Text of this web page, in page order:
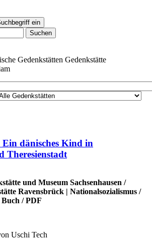
ein
Suchen
Gedenkstätten Gedenkstätte
Ein dänisches Kind in
Theresienstadt
und Museum Sachsenhausen /
Ravensbrück | Nationalsozialismus /
Buch /PDF
Uschi Tech